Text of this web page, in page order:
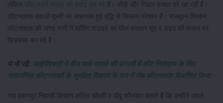
लेकिन
कीट-पतंगे फसल को बर्बाद कर रहे हैं। कीड़े और गिडार फसल को खा रहीं हैं।
कीटनाशक दवाओं मूल्यों पर अचानक हुई वृद्धि से किसान परेशान हैं। मजबूरन किसान
कीटनाशक की जगह पानी में वाशिंग पाउडर का घोल बनाकर मूंग व उड़द की फसल पर
छिड़काव कर रहे हैं।
ये भी पढ़ें: आईपीएफटी ने बीज वाले मसाले की फसलों में ​कीट नियंत्रण के लिए
रासायनिक कीटनाशकों के सुरक्षित विकल्प के रूप में जैव-कीटनाशक विकसित किया
गांव हसनपुर निवासी किसान ललित चौधरी व दीपू फौजदार बताते हैं कि उन्होंने अपने